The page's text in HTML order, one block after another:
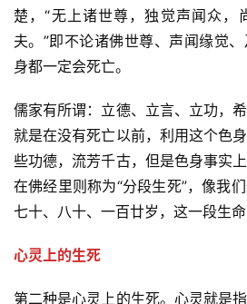
楚，“无上诸世尊，独觉声闻众，
夫。”即不论诸佛世尊、声闻缘觉
身都一定会死亡。
儒家有所谓：立德、立言、立功，
就是在没有死亡以前，利用这个色
些功德，流芳千古，但是色身事实
在佛经里则称为“分段生死”，像我
七十、八十、一百廿岁，这一段生命
心灵上的生死
第二种是心灵上的生死。心灵就是